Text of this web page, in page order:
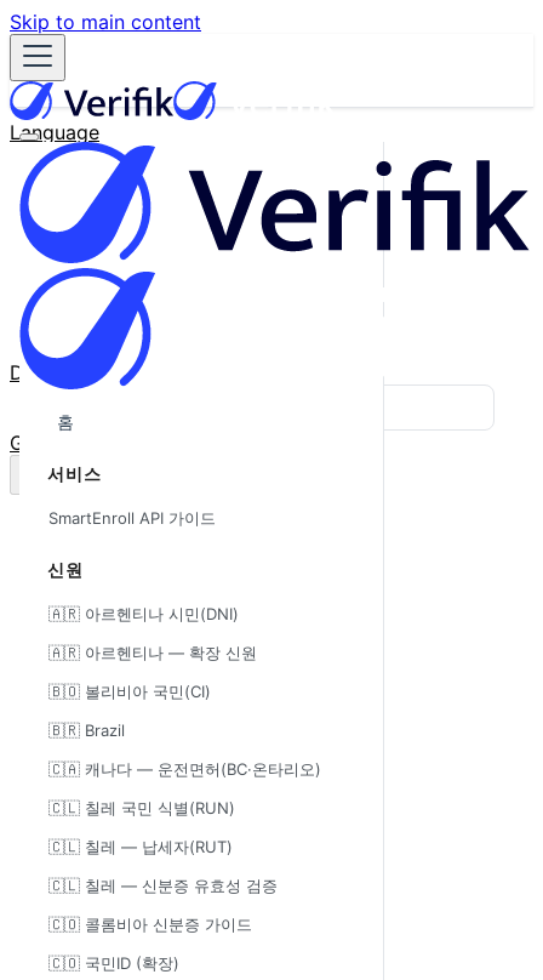
Skip to main content
Language
English
Español
Français
Português
한국어
日本語
中文
Docs
GitHub
홈
서비스
SmartEnroll API 가이드
신원
🇦🇷 아르헨티나 시민(DNI)
🇦🇷 아르헨티나 — 확장 신원
🇧🇴 볼리비아 국민(CI)
🇧🇷 Brazil
🇨🇦 캐나다 — 운전면허(BC·온타리오)
🇨🇱 칠레 국민 식별(RUN)
🇨🇱 칠레 — 납세자(RUT)
🇨🇱 칠레 — 신분증 유효성 검증
🇨🇴 콜롬비아 신분증 가이드
🇨🇴 국민ID (확장)